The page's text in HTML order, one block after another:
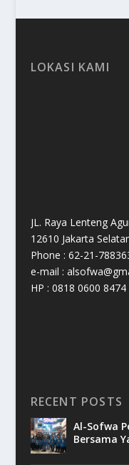
LOKASI KAMI
JL. Raya Lenteng
12610 Jakarta
Phone : 62-21-
e-mail :
HP : 0818 0600 8474
RECENT POSTS
Al-Sofwa
Bersama